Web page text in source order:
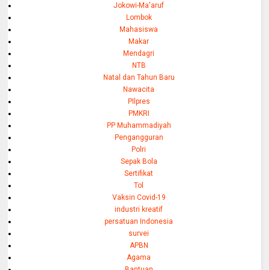
Jokowi-Ma'aruf
Lombok
Mahasiswa
Makar
Mendagri
NTB
Natal dan Tahun Baru
Nawacita
PIlpres
PMKRI
PP Muhammadiyah
Pengangguran
Polri
Sepak Bola
Sertifikat
Tol
Vaksin Covid-19
industri kreatif
persatuan Indonesia
survei
APBN
Agama